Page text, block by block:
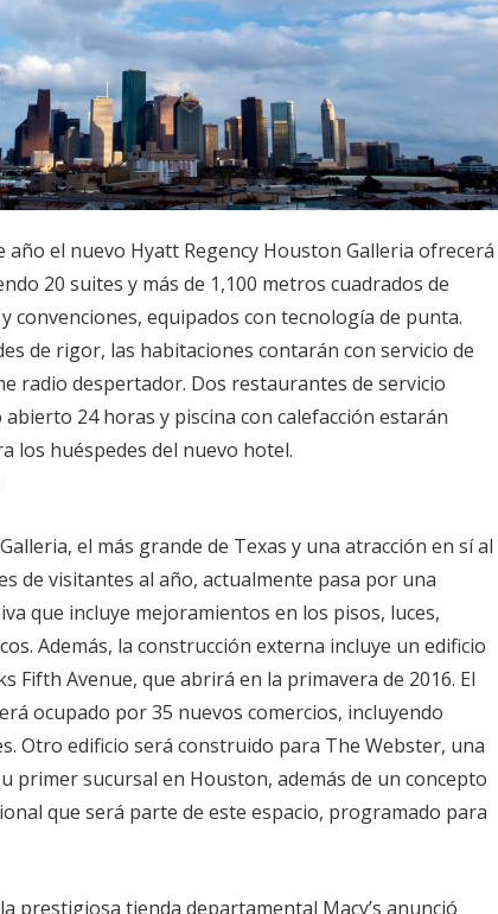
el nuevo Hyatt Regency Houston Galleria ofrecerá
20 suites y más de 1,100 metros cuadrados de
convenciones, equipados con tecnología de punta.
de rigor, las habitaciones contarán con servicio de
radio despertador. Dos restaurantes de servicio
24 horas y piscina con calefacción estarán
los huéspedes del nuevo hotel.
el más grande de Texas y una atracción en sí al
de visitantes al año, actualmente pasa por una
que incluye mejoramientos en los pisos, luces,
Además, la construcción externa incluye un edificio
Fifth Avenue, que abrirá en la primavera de 2016. El
ocupado por 35 nuevos comercios, incluyendo
Otro edificio será construido para The Webster, una
primer sucursal en Houston, además de un concepto
que será parte de este espacio, programado para
prestigiosa tienda departamental Macy’s anunció